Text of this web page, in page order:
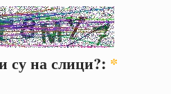
су на слици?: *